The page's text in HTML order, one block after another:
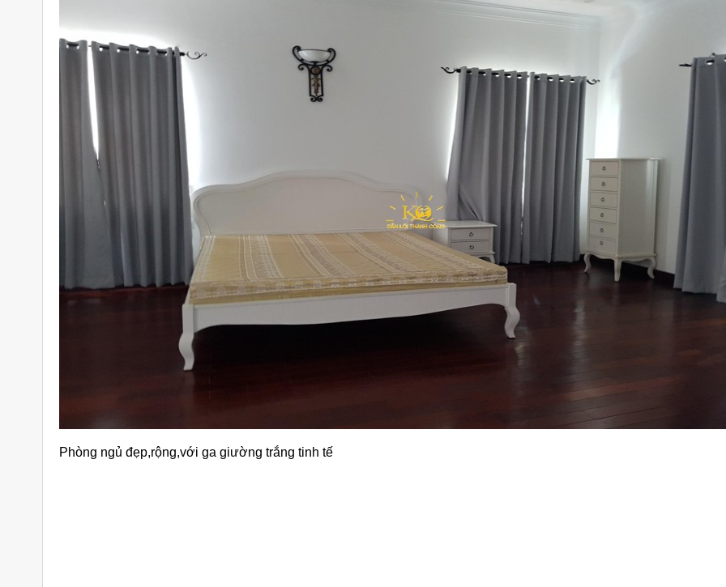
Phòng ngủ đẹp,rộng,với ga giường trắng tinh tế